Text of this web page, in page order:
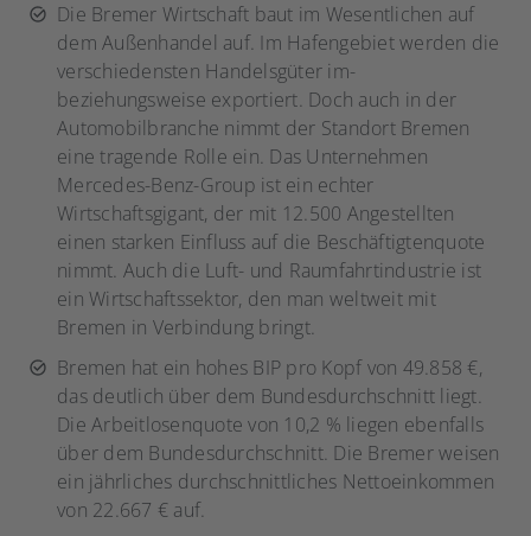
Die Bremer Wirtschaft baut im Wesentlichen auf
dem Außenhandel auf. Im Hafengebiet werden die
verschiedensten Handelsgüter im-
beziehungsweise exportiert. Doch auch in der
Automobilbranche nimmt der Standort Bremen
eine tragende Rolle ein. Das Unternehmen
Mercedes-Benz-Group ist ein echter
Wirtschaftsgigant, der mit 12.500 Angestellten
einen starken Einfluss auf die Beschäftigtenquote
nimmt. Auch die Luft- und Raumfahrtindustrie ist
ein Wirtschaftssektor, den man weltweit mit
Bremen in Verbindung bringt.
Bremen hat ein hohes BIP pro Kopf von 49.858 €,
das deutlich über dem Bundesdurchschnitt liegt.
Die Arbeitlosenquote von 10,2 % liegen ebenfalls
über dem Bundesdurchschnitt. Die Bremer weisen
ein jährliches durchschnittliches Nettoeinkommen
von 22.667 € auf.